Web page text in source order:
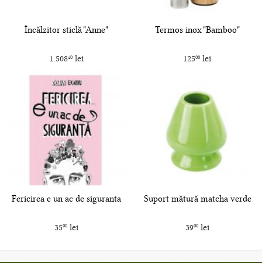
Încălzitor sticlă "Anne"
1.50840lei
Termos inox "Bamboo"
12500 lei
Fericirea e un ac de siguranta
3500lei
Suport mătură matcha verde
3900lei